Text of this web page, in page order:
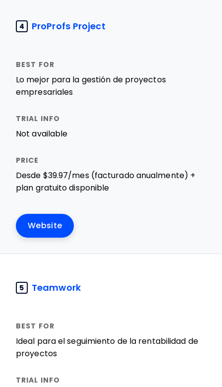
4 ProProfs Project
Lo mejor para la gestión de proyectos
empresariales
Not available
Desde $39.97/mes (facturado anualmente) +
plan gratuito disponible
Website
5 Teamwork
Ideal para el seguimiento de la rentabilidad de
proyectos